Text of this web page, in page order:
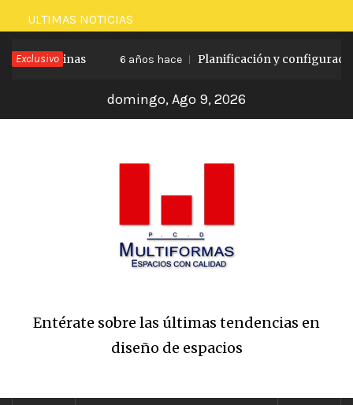
Saltar
al
contenido
ULTIMAS NOTICIAS
Exclusivo
oficinas 6 años hace Planificación y configuración
domingo, Ago 9, 2026
Entérate sobre las últimas tendencias en
diseño de espacios